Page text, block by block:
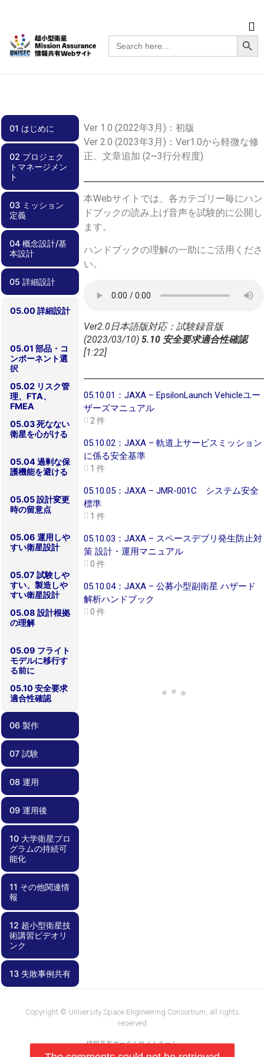
Search
for:
01 はじめに
01.00 はじめに
02 プロジェク
トマネージメン
ト
02.00 プロジェ
クトマネージメ
02.01 スケジュ
ール管理
02.02 チーム体
制
02.03 効率化
02.04 周波数調
整・電波免許
02.05 安全要求
への適合
02.06 文書管理
02.07 不具合管
理
02.08 外部ステ
ークホルダとの
02.09 資金計画
03 ミッション
定義
03.00 ミッショ
ン定義
03.01 実現性
03.02 サクセス
クライテリア
03.03 ミッショ
ンシナリオ
03.04 リスク管
理
04 概念設計/基
本設計
04.00 概念設
04.01 要求管理
04.02 過去のプ
04.03 安全要求
04.04 検証計
05 詳細設計
05.00 詳細設計
05.01 部品・コ
ンポーネント選
択
05.02 リスク管
理、FTA、
FMEA
05.03 死なない
衛星を心がける
05.04 過剰な保
護機能を避ける
05.05 設計変更
時の留意点
05.06 運用しや
すい衛星設計
05.07 試験しや
すい、製造しや
すい衛星設計
05.08 設計根拠
の理解
05.09 フライト
モデルに移行す
る前に
05.10 安全要求
適合性確認
06 製作
06.00 製作
06.01 品質管理
06.02 作業外注
06.03 安全要求
07 試験
07.00 試験
07.01 電磁適合
07.02 End-to-
07.03 電気的イ
試験
07.04 システム
07.05 End-to-
07.06 展開試験
07.07 フィット
07.08 熱試験
07.09 振動試験
07.10 試験コン
07.11 外部試験
07.12 試験結果
07.13 不具合対
07.14 衛星の保
07.15 安全要求
08 運用
08.00 運用
08.01 地上系準
08.02 運用計画
08.03 不具合対
09 運用後
09.00 運用後
09.01 レッスン
ズラーンド
09.02 記録化と
成果報告・公開
09.03 ノウハウ
共有
10 大学衛星プロ
グラムの持続可
能化
10.00 大学衛星
プログラムの持
10.01 プログラ
ムとしての視点
10.02 学内基盤
の強化
10.03 資金確保
10.04 外部連携
11 その他関連情
報
11.00 その他関
連情報
11.01 失敗事例
集
11.02 部品デー
タベース
12 超小型衛星技
術講習ビデオリ
ンク
12.00 超小型衛
12.01
12.02 工事中
13 失敗事例共有
共有
Ver 1.0 (2022年3月)：初版
Ver 2.0 (2023年3月)：Ver1.0から軽微な修
正、文章追加 (2~3行分程度)
本Webサイトでは、各カテゴリー毎にハン
ドブックの読み上げ音声を試験的に公開し
ます。
ハンドブックの理解の一助にご活用くださ
い。
Ver2.0日本語版対応：試験録音版
(2023/03/10)5.10 安全要求適合性確認
[1:22]
05.10.01：JAXA – EpsilonLaunch Vehicleユー
ザーズマニュアル
2 件
05.10.02：JAXA – 軌道上サービスミッション
に係る安全基準
1 件
05.10.05：JAXA – JMR-001C システム安全
標準
1 件
05.10.03：JAXA – スペースデブリ発生防止対
策 設計・運用マニュアル
0 件
05.10.04：JAXA – 公募小型副衛星 ハザード
解析ハンドブック
0 件
Copyright © University Space Engineering Consortium, all rights
reserved
情報共有ポータルサイトチーム